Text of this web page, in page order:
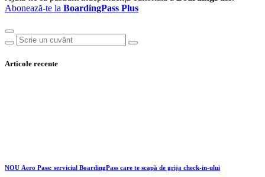
Abonează-te la BoardingPass Plus
Articole recente
NOU Aero Pass: serviciul BoardingPass care te scapă de grija check-in-ului